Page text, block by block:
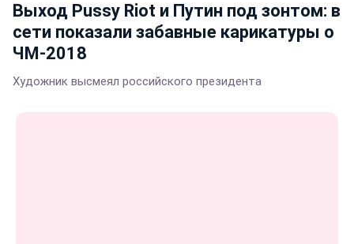
Выход Pussy Riot и Путин под зонтом: в
сети показали забавные карикатуры о
ЧМ-2018
Художник высмеял российского президента